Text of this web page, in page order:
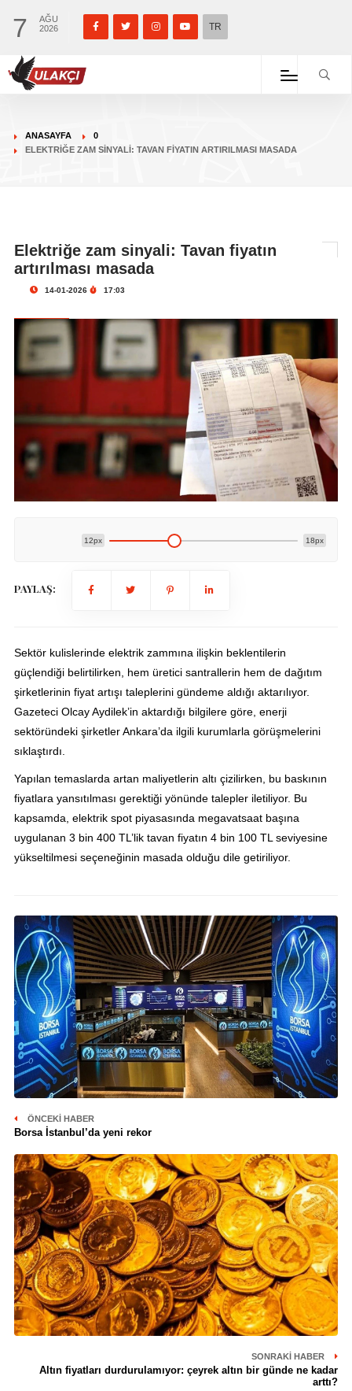
7
AĞU
2026
TR
ANASAYFA
0
ELEKTRIĞE ZAM SINYALI: TAVAN FIYATIN ARTIRILMASI MASADA
Elektriğe zam sinyali: Tavan fiyatın
artırılması masada
14-01-2026 17:03
12px 18px
PAYLAŞ:
Sektör kulislerinde elektrik zammına ilişkin beklentilerin
güçlendiği belirtilirken, hem üretici santrallerin hem de dağıtım
şirketlerinin fiyat artışı taleplerini gündeme aldığı aktarılıyor.
Gazeteci Olcay Aydilek’in aktardığı bilgilere göre, enerji
sektöründeki şirketler Ankara’da ilgili kurumlarla görüşmelerini
sıklaştırdı.
Yapılan temaslarda artan maliyetlerin altı çizilirken, bu baskının
fiyatlara yansıtılması gerektiği yönünde talepler iletiliyor. Bu
kapsamda, elektrik spot piyasasında megavatsaat başına
uygulanan 3 bin 400 TL’lik tavan fiyatın 4 bin 100 TL seviyesine
yükseltilmesi seçeneğinin masada olduğu dile getiriliyor.
ÖNCEKI HABER
Borsa İstanbul’da yeni rekor
SONRAKI HABER
Altın fiyatları durdurulamıyor: çeyrek altın bir günde ne kadar
arttı?